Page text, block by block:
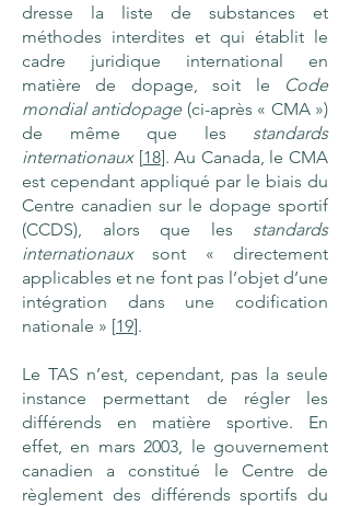
dresse la liste de substances et
méthodes interdites et qui établit le
cadre juridique international en
matière de dopage, soit le
Code
mondial antidopage(ci-après « CMA »)
de même que les standards
internationaux[18]. Au Canada, le CMA
est cependant appliqué par le biais du
Centre canadien sur le dopage sportif
(CCDS), alors que les standards
internationauxsont « directement
applicables et ne font pas l’objet d’une
intégration dans une codification
nationale » [19].
Le TAS n’est, cependant, pas la seule
instance permettant de régler les
différends en matière sportive. En
effet, en mars 2003, le gouvernement
canadien a constitué le Centre de
règlement des différends sportifs du